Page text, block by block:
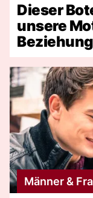
Dieser
unsere
Männer &